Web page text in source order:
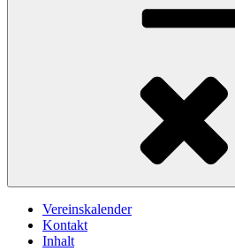
Vereinskalender
Kontakt
Inhalt